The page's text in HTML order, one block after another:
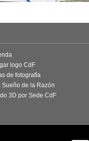
logo CdF
de fotografía
Sueño de la Razón
3D por Sede CdF